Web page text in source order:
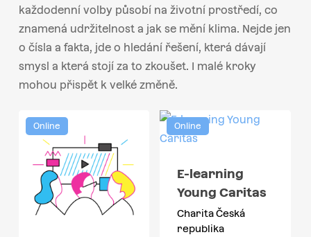
každodenní volby působí na životní prostředí, co
znamená udržitelnost a jak se mění klima. Nejde jen
o čísla a fakta, jde o hledání řešení, která dávají
smysl a která stojí za to zkoušet. I malé kroky
mohou přispět k velké změně.
Online Online
E-learning
Young Caritas
Charita Česká
republika